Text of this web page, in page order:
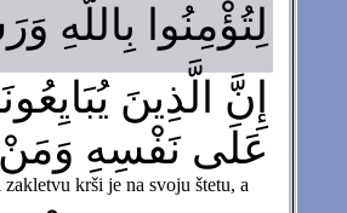
لِتُؤْمِنُوا بِاللَّهِ
إِنَّ الَّذِينَ
عَلَى نَفْسِهِ وَمَنْ
krši je na svoju štetu, a